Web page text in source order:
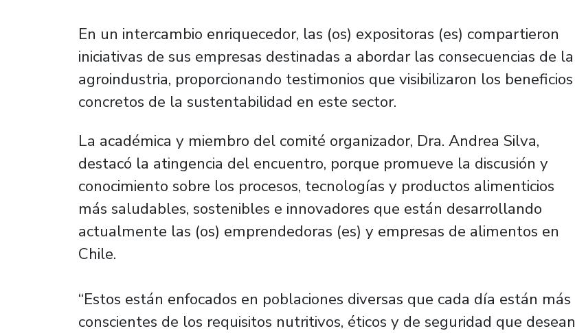
En un intercambio enriquecedor, las (os) expositoras (es) compartieron
iniciativas de sus empresas destinadas a abordar las consecuencias de la
agroindustria, proporcionando testimonios que visibilizaron los beneficios
concretos de la sustentabilidad en este sector.
La académica y miembro del comité organizador, Dra. Andrea Silva,
destacó la atingencia del encuentro, porque promueve la discusión y
conocimiento sobre los procesos, tecnologías y productos alimenticios
más saludables, sostenibles e innovadores que están desarrollando
actualmente las (os) emprendedoras (es) y empresas de alimentos en
Chile.
“Estos están enfocados en poblaciones diversas que cada día están más
conscientes de los requisitos nutritivos, éticos y de seguridad que desean